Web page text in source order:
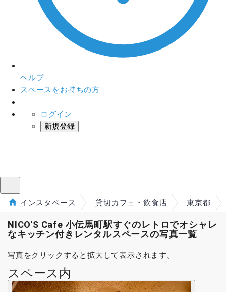
ヘルプ
スペースをお持ちの方
ログイン
新規登録
インスタベース 貸切カフェ・飲食店 東京都
NICO'S Cafe 小伝馬町駅すぐのレトロでオシャレ
なキッチン付きレンタルスペースの写真一覧
写真をクリックすると拡大して表示されます。
スペース内